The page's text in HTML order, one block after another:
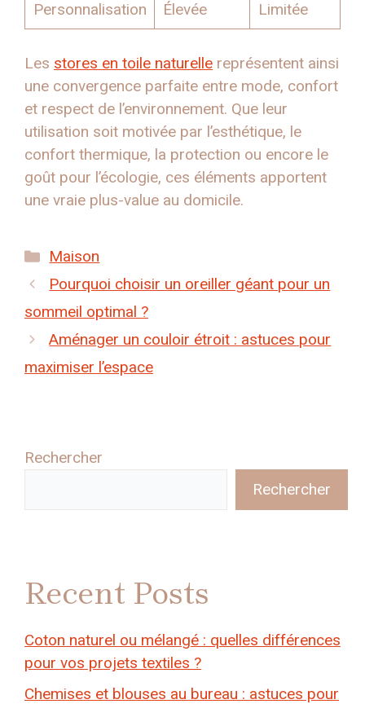
Personnalisation Élevée Limitée
Les stores en toile naturelle représentent ainsi
une convergence parfaite entre mode, confort
et respect de l’environnement. Que leur
utilisation soit motivée par l’esthétique, le
confort thermique, la protection ou encore le
goût pour l’écologie, ces éléments apportent
une vraie plus-value au domicile.
Catégories
Maison
Pourquoi choisir un oreiller géant pour un
sommeil optimal ?
Aménager un couloir étroit : astuces pour
maximiser l’espace
Rechercher
Rechercher
Recent Posts
Coton naturel ou mélangé : quelles différences
pour vos projets textiles ?
Chemises et blouses au bureau : astuces pour